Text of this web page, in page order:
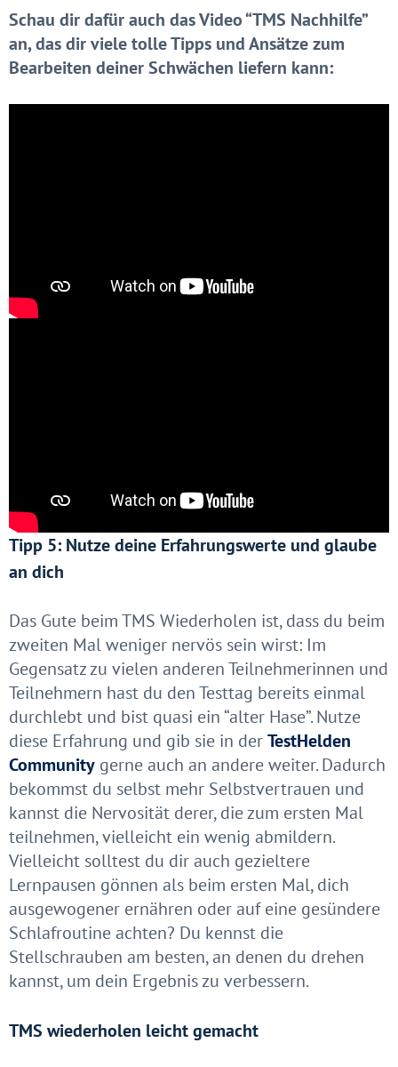
Schau dir dafür auch das Video “TMS Nachhilfe”
an, das dir viele tolle Tipps und Ansätze zum
Bearbeiten deiner Schwächen liefern kann:
Tipp 5: Nutze deine Erfahrungswerte und glaube
an dich
Das Gute beim TMS Wiederholen ist, dass du beim
zweiten Mal weniger nervös sein wirst: Im
Gegensatz zu vielen anderen Teilnehmerinnen und
Teilnehmern hast du den Testtag bereits einmal
durchlebt und bist quasi ein “alter Hase”. Nutze
diese Erfahrung und gib sie in derTestHelden
Community gerne auch an andere weiter. Dadurch
bekommst du selbst mehr Selbstvertrauen und
kannst die Nervosität derer, die zum ersten Mal
teilnehmen, vielleicht ein wenig abmildern.
Vielleicht solltest du dir auch gezieltere
Lernpausen gönnen als beim ersten Mal, dich
ausgewogener ernähren oder auf eine gesündere
Schlafroutine achten? Du kennst die
Stellschrauben am besten, an denen du drehen
kannst, um dein Ergebnis zu verbessern.
TMS wiederholen leicht gemacht